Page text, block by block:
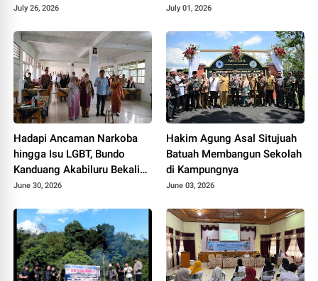
Hanya Aturan: Menyentuh
hingga Sekolah
July 26, 2026
Tengah Retakan Tanah dan
Bigau, Baruah Gunuang
July 01, 2026
Hadapi Ancaman Narkoba
hingga Isu LGBT, Bundo
Kanduang Akabiluru Bekali
Rang Mudo dan Puti Bungsu
June 30, 2026
Hakim Agung Asal Situjuah
Batuah Membangun Sekolah
di Kampungnya
June 03, 2026